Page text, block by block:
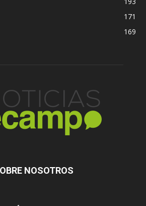
171
169
NOSOTROS